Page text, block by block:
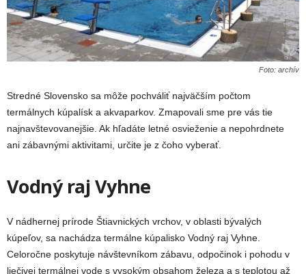
Foto: archív
Stredné Slovensko sa môže pochváliť najväčším počtom
termálnych kúpalísk a akvaparkov. Zmapovali sme pre vás tie
najnavštevovanejšie. Ak hľadáte letné osvieženie a nepohrdnete
ani zábavnými aktivitami, určite je z čoho vyberať.
Vodný raj Vyhne
V nádhernej prírode Štiavnických vrchov, v oblasti bývalých
kúpeľov, sa nachádza termálne kúpalisko Vodný raj Vyhne.
Celoročne poskytuje návštevníkom zábavu, odpočinok i pohodu v
liečivej termálnej vode s vysokým obsahom železa a s teplotou až